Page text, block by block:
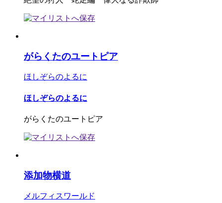
がらくたのユートピア
ほしぞらのよるに
ほしぞらのよるに
がらくたのユートピア
添加物横道
メルフィスワールド